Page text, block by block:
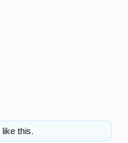
like this.